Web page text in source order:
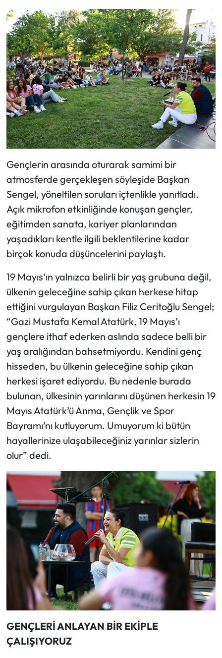
Gençlerin arasında oturarak samimi bir
atmosferde gerçekleşen söyleşide Başkan
Sengel, yöneltilen soruları içtenlikle yanıtladı.
Açık mikrofon etkinliğinde konuşan gençler,
eğitimden sanata, kariyer planlarından
yaşadıkları kentle ilgili beklentilerine kadar
birçok konuda düşüncelerini paylaştı.
19 Mayıs’ın yalnızca belirli bir yaş grubuna değil,
ülkenin geleceğine sahip çıkan herkese hitap
ettiğini vurgulayan Başkan Filiz Ceritoğlu Sengel;
“Gazi Mustafa Kemal Atatürk, 19 Mayıs’ı
gençlere ithaf ederken aslında sadece belli bir
yaş aralığından bahsetmiyordu. Kendini genç
hisseden, bu ülkenin geleceğine sahip çıkan
herkesi işaret ediyordu. Bu nedenle burada
bulunan, ülkesinin yarınlarını düşünen herkesin 19
Mayıs Atatürk’ü Anma, Gençlik ve Spor
Bayramı’nı kutluyorum. Umuyorum ki bütün
hayallerinize ulaşabileceğiniz yarınlar sizlerin
olur” dedi.
GENÇLERİ ANLAYAN BİR EKİPLE
ÇALIŞIYORUZ